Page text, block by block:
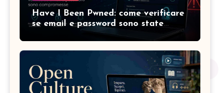
Have I Been Pwned: come verificare
se email e password sono state
compromesse